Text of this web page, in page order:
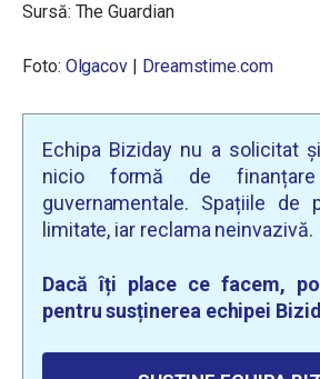
Sursă: The Guardian
Foto: Olgacov Dreamstime.com
Echipa Biziday nu a solicitat
nicio formă de
guvernamentale. Spațiile de
limitate, iar reclama neinvazivă.
Dacă îți place ce facem,
pentru susținerea echipei